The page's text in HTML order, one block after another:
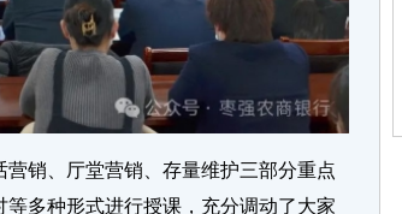
销、厅堂营销、存量维护三部分重点
多种形式进行授课，充分调动了大家